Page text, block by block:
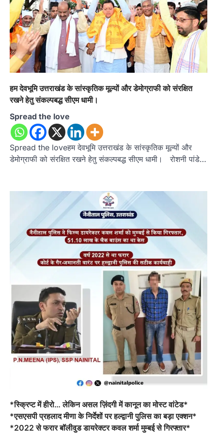
हम देवभूमि उत्तराखंड के सांस्कृतिक मूल्यों और डेमोग्राफी को संरक्षित
रखने हेतु संकल्पबद्ध सीएम धामी।
Spread the love
Spread the loveहम देवभूमि उत्तराखंड के सांस्कृतिक मूल्यों और
डेमोग्राफी को संरक्षित रखने हेतु संकल्पबद्ध सीएम धामी। रोशनी पांडे…
*स्क्रिप्ट में हीरो… लेकिन असल ज़िंदगी में कानून का मोस्ट वांटेड*
*एसएसपी प्रहलाद मीणा के निर्देशों पर हल्द्वानी पुलिस का बड़ा एक्शन*
*2022 से फरार बॉलीवुड डायरेक्टर कवल शर्मा मुम्बई से गिरफ्तार*